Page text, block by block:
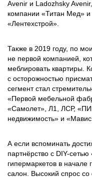
Avenir и Ladozhsky
компании «Титан Мед» и
«Лентехстрой».
Также в 2019 году, по
не первой компанией,
меблировать квартиры.
с осторожностью
сегмент стал
«Первой мебельной
«Самолет», Л1, ЛСР,
недвижимость» и
А если вспоминать
партнёрство с DIY-
гипермаркетов в
салон. Высокий спрос со